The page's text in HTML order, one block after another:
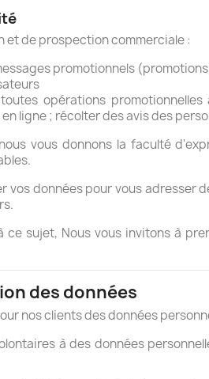
et de prospection commerciale :
promotionnels
opérations
ligne ; récolter des avis des
vous donnons la faculté
vos données pour vous
sujet, Nous vous invitons à
des données
nos clients des données
à des données